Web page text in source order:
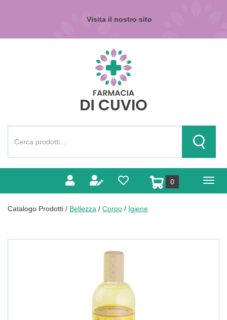
Visita il nostro sito
Prodotto
Cerca
0prodotti
inseriti
Catalogo Prodotti / Bellezza / Corpo / Igiene